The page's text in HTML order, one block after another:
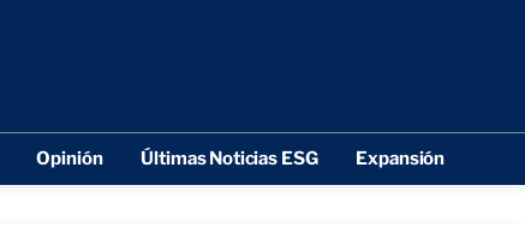
Opinión Últimas Noticias ESG Expansión